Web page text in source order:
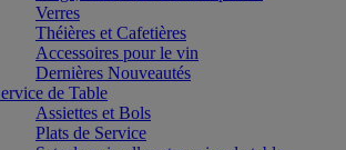
Verres
Théières et Cafetières
Accessoires pour le vin
Dernières Nouveautés
de Table
Assiettes et Bols
Plats de Service